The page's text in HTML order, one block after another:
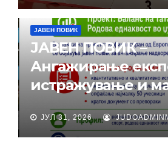
ЈАВЕН ПОВИК
ЈАВЕН ПОВИК –
Ангажирање
истражување и
ЈУЛ 31, 2026